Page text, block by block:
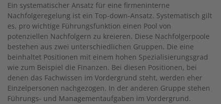
Ein systematischer Ansatz für eine firmeninterne
Nachfolgeregelung ist ein Top-down-Ansatz. Systematisch gilt
es, pro wichtige Führungsfunktion einen Pool von
potenziellen Nachfolgern zu kreieren. Diese Nachfolgerpoole
bestehen aus zwei unterschiedlichen Gruppen. Die eine
beinhaltet Positionen mit einem hohen Spezialisierungsgrad
wie zum Beispiel die Finanzen. Bei diesen Positionen, bei
denen das Fachwissen im Vordergrund steht, werden eher
Einzelpersonen nachgezogen. In der anderen Gruppe stehen
Führungs- und Managementaufgaben im Vordergrund.